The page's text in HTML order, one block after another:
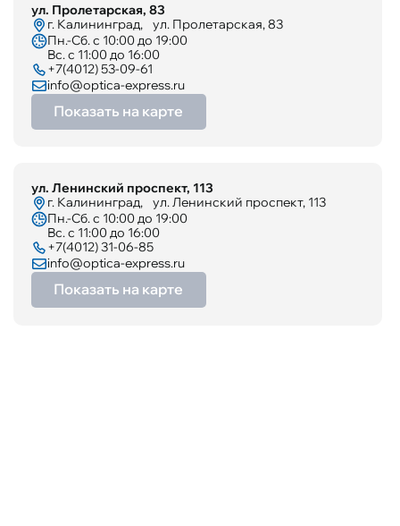
ул. Пролетарская, 83
г. Калининград, ул. Пролетарская, 83
Пн.-Сб. с 10:00 до 19:00
Вс. с 11:00 до 16:00
+7(4012) 53-09-61
info@optica-express.ru
Показать на карте
ул. Ленинский проспект, 113
г. Калининград, ул. Ленинский проспект, 113
Пн.-Сб. с 10:00 до 19:00
Вс. с 11:00 до 16:00
+7(4012) 31-06-85
info@optica-express.ru
Показать на карте